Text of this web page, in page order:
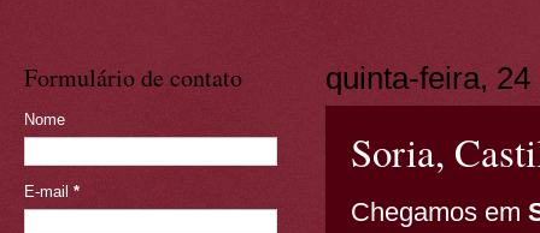
quinta-feira,
Soria,
Chegamos em
Formulário de contato
Nome
E-mail *